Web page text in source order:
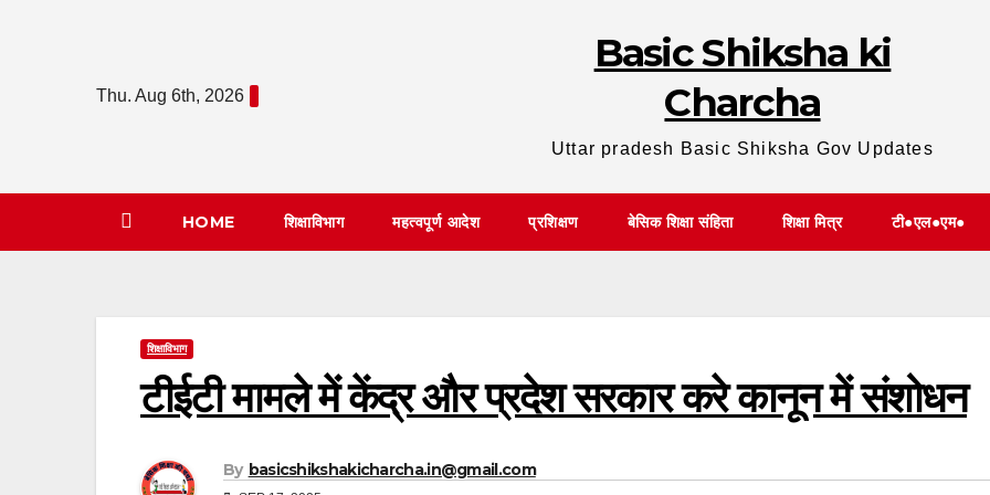
Thu. Aug 6th, 2026
Basic Shiksha ki
Charcha
Uttar pradesh Basic Shiksha Gov Updates
HOME शिक्षाविभाग महत्वपूर्ण आदेश प्रशिक्षण बेसिक शिक्षा संहिता शिक्षा मित्र टी●एल●एम●
शिक्षाविभाग
टीईटी मामले में केंद्र और प्रदेश सरकार करे कानून में संशोधन
By basicshikshakicharcha.in@gmail.com